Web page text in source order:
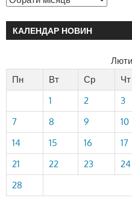
КАЛЕНДАР НОВИН
Пн
Вт Ср Чт
1
2 3
7
8 9 10
14
15 16 17
21
22 23 24
28